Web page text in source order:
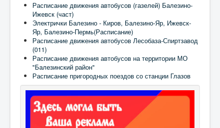
Расписание движения автобусов (газелей) Балезино-
Ижевск (част)
Электрички Балезино - Киров, Балезино-Яр, Ижевск-
Яр, Балезино-Пермь(Расписание)
Расписание движения автобусов Лесобаза-Спиртзавод
(011)
Расписание движения автобусов на территории МО
"Балезинский район"
Расписание пригородных поездов со станции Глазов